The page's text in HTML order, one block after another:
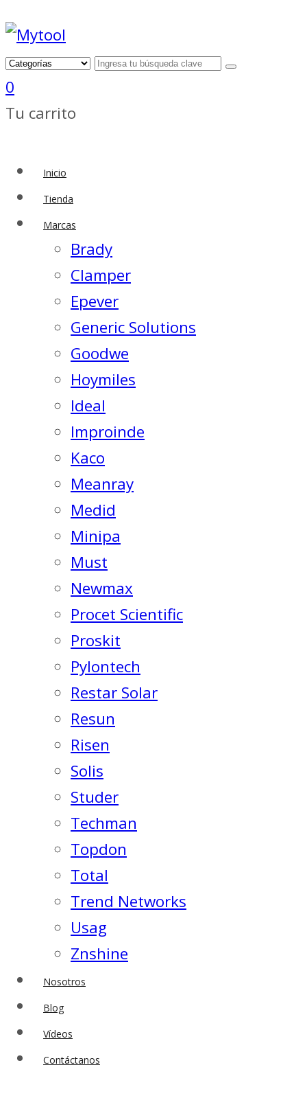
0
Tu carrito
Inicio
Tienda
Marcas
Brady
Clamper
Epever
Generic Solutions
Goodwe
Hoymiles
Ideal
Improinde
Kaco
Meanray
Medid
Minipa
Must
Newmax
Procet Scientific
Proskit
Pylontech
Restar Solar
Resun
Risen
Solis
Studer
Techman
Topdon
Total
Trend Networks
Usag
Znshine
Nosotros
Blog
Vídeos
Contáctanos